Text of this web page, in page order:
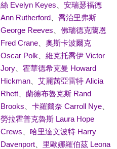
絲 Evelyn Keyes
安瑞瑟福德
Ann Rutherford、 喬治里弗斯
George Reeves
佛瑞德克蘭恩
Fred Crane、 奧斯卡波爾克
Oscar Polk
維克托喬伊 Victor
Jory、 霍華德希克曼 Howard
Hickman、 艾麗茜亞雷特 Alicia
Rhett、 蘭德布魯克斯 Rand
Brooks
卡羅爾奈 Carroll Nye、
勞拉霍普克魯斯 Laura Hope
Crews
哈里達文波特 Harry
Davenport、 里歐娜羅伯茲 Leona